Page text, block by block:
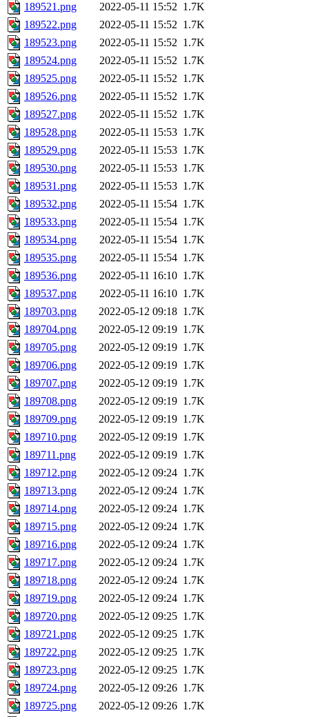
189521.png
2022-05-11 15:52 1.7K
189522.png
2022-05-11 15:52 1.7K
189523.png
2022-05-11 15:52 1.7K
189524.png
2022-05-11 15:52 1.7K
189525.png
2022-05-11 15:52 1.7K
189526.png
2022-05-11 15:52 1.7K
189527.png
2022-05-11 15:52 1.7K
189528.png
2022-05-11 15:53 1.7K
189529.png
2022-05-11 15:53 1.7K
189530.png
2022-05-11 15:53 1.7K
189531.png
2022-05-11 15:53 1.7K
189532.png
2022-05-11 15:54 1.7K
189533.png
2022-05-11 15:54 1.7K
189534.png
2022-05-11 15:54 1.7K
189535.png
2022-05-11 15:54 1.7K
189536.png
2022-05-11 16:10 1.7K
189537.png
2022-05-11 16:10 1.7K
189703.png
2022-05-12 09:18 1.7K
189704.png
2022-05-12 09:19 1.7K
189705.png
2022-05-12 09:19 1.7K
189706.png
2022-05-12 09:19 1.7K
189707.png
2022-05-12 09:19 1.7K
189708.png
2022-05-12 09:19 1.7K
189709.png
2022-05-12 09:19 1.7K
189710.png
2022-05-12 09:19 1.7K
189711.png
2022-05-12 09:19 1.7K
189712.png
2022-05-12 09:24 1.7K
189713.png
2022-05-12 09:24 1.7K
189714.png
2022-05-12 09:24 1.7K
189715.png
2022-05-12 09:24 1.7K
189716.png
2022-05-12 09:24 1.7K
189717.png
2022-05-12 09:24 1.7K
189718.png
2022-05-12 09:24 1.7K
189719.png
2022-05-12 09:24 1.7K
189720.png
2022-05-12 09:25 1.7K
189721.png
2022-05-12 09:25 1.7K
189722.png
2022-05-12 09:25 1.7K
189723.png
2022-05-12 09:25 1.7K
189724.png
2022-05-12 09:26 1.7K
189725.png
2022-05-12 09:26 1.7K